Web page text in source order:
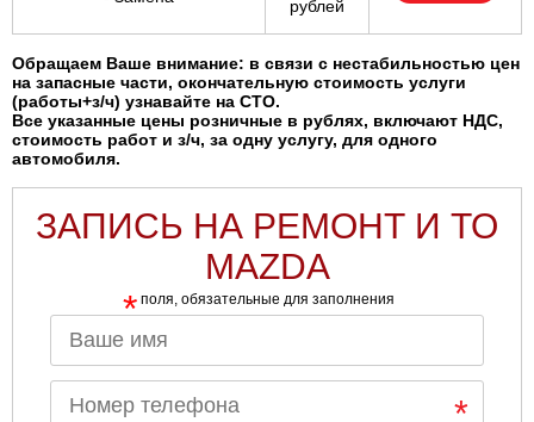
рублей
Обращаем Ваше внимание: в связи с нестабильностью цен
на запасные части, окончательную стоимость услуги
(работы+з/ч) узнавайте на СТО.
Все указанные цены розничные в рублях, включают НДС,
стоимость работ и з/ч, за одну услугу, для одного
автомобиля.
ЗАПИСЬ НА РЕМОНТ И ТО
MAZDA
* поля, обязательные для заполнения